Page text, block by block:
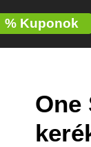
%Kuponok
One